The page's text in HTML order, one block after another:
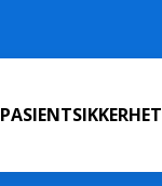
PASIENTSIKKERHET